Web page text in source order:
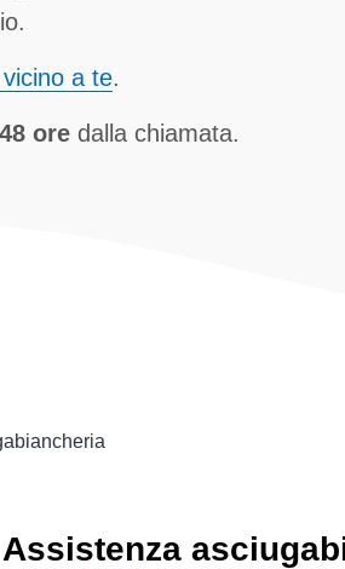
a te.
ore dalla chiamata.
Assistenza